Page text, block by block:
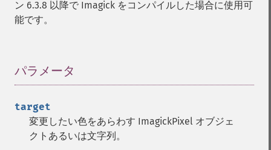
ン 6.3.8 以降で Imagick をコンパイルした場合に使用可
能です。
パラメータ
target
変更したい色をあらわす ImagickPixel オブジェ
クトあるいは文字列。
cycleColormapImage
decipherImage
deleteImageProperty
deskewImage
destroy
displayImage
displayImages